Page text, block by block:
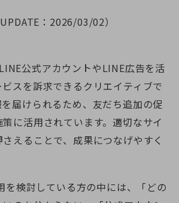
：2026/03/02）
公式アカウントやLINE広告を活
スを訴求できるクリエイティブで
届けられるため、友だち追加の促
に活用されています。適切なサイ
えることで、成果につなげやすく
を検討している方の中には、「どの